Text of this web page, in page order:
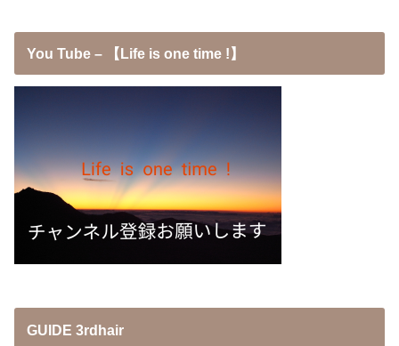
You Tube – 【Life is one time !】
GUIDE 3rdhair